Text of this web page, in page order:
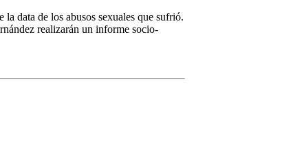
data de los abusos sexuales que sufrió.
realizarán un informe socio-